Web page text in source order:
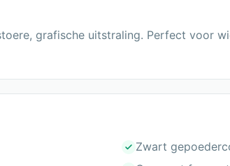
grafische uitstraling. Perfect voor
Zwart